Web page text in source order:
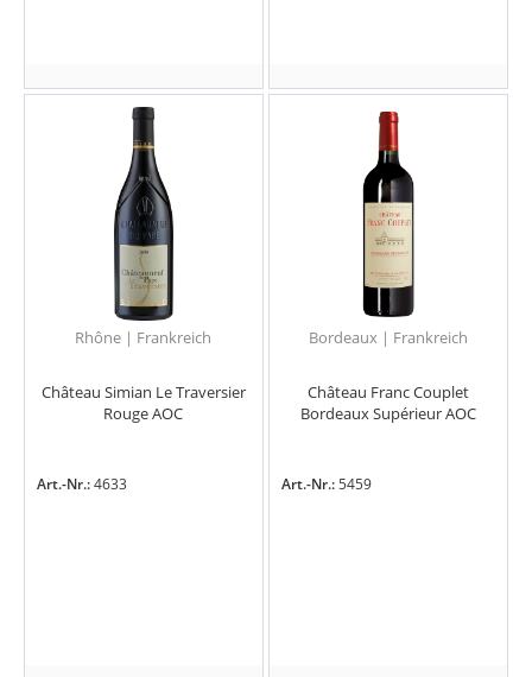
Rhône | Frankreich
Château Simian Le Traversier
Rouge AOC
Art.-Nr.:4633
Bordeaux | Frankreich
Château Franc Couplet
Bordeaux Supérieur AOC
Art.-Nr.:5459